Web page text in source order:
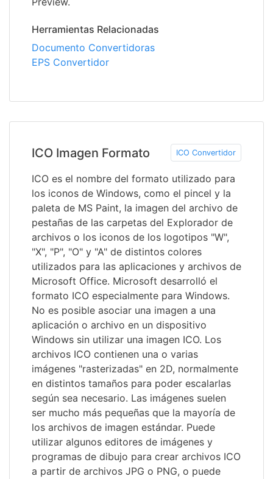
Herramientas Relacionadas
Documento Convertidoras
EPS Convertidor
ICO Imagen Formato ICO Convertidor
ICO es el nombre del formato utilizado para
los iconos de Windows, como el pincel y la
paleta de MS Paint, la imagen del archivo de
pestañas de las carpetas del Explorador de
archivos o los iconos de los logotipos "W",
"X", "P", "O" y "A" de distintos colores
utilizados para las aplicaciones y archivos de
Microsoft Office. Microsoft desarrolló el
formato ICO especialmente para Windows.
No es posible asociar una imagen a una
aplicación o archivo en un dispositivo
Windows sin utilizar una imagen ICO. Los
archivos ICO contienen una o varias
imágenes "rasterizadas" en 2D, normalmente
en distintos tamaños para poder escalarlas
según sea necesario. Las imágenes suelen
ser mucho más pequeñas que la mayoría de
los archivos de imagen estándar. Puede
utilizar algunos editores de imágenes y
programas de dibujo para crear archivos ICO
a partir de archivos JPG o PNG, o puede